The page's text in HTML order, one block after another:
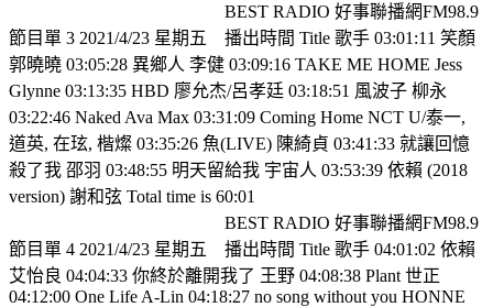
BEST RADIO 好事聯播網FM98.9
節目單 3 2021/4/23 星期五
播出時間 Title 歌手 03:01:11 笑顏
郭曉曉 03:05:28 異鄉人 李健 03:09:16 TAKE ME HOME Jess
Glynne 03:13:35 HBD 廖允杰/呂孝廷 03:18:51 風波子 柳永
03:22:46 Naked Ava Max 03:31:09 Coming Home NCT U/泰一,
道英, 在玹, 楷燦 03:35:26 魚(LIVE) 陳綺貞 03:41:33 就讓回憶
殺了我 邵羽 03:48:55 明天留給我 宇宙人 03:53:39 依賴 (2018
version) 謝和弦 Total time is 60:01
BEST RADIO 好事聯播網FM98.9
節目單 4 2021/4/23 星期五
播出時間 Title 歌手 04:01:02 依賴
艾怡良 04:04:33 你終於離開我了 王野 04:08:38 Plant 世正
04:12:00 One Life A-Lin 04:18:27 no song without you HONNE